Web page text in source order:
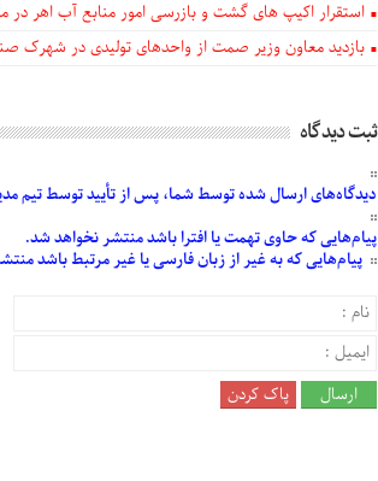
استقرار اکیپ های گشت و بازرسی امور منابع آب اهر در
بازدید معاون وزیر صمت از واحدهای تولیدی در شهرک
ثبت دیدگاه
دیدگاه‌هایارسالشدهتوسط شما، پس از تأییدتوسط تیم
پیام‌هاییکه حاوی تهمت یا افترا باشد منتشر نخواهد شد.
پیام‌هاییکه به غیر از زبان فارسی یا غیر مرتبط باشد